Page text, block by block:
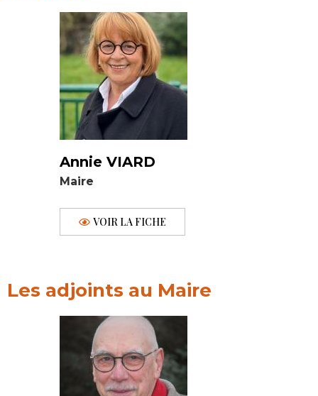
Annie VIARD
Maire
VOIR LA FICHE
Les adjoints au Maire